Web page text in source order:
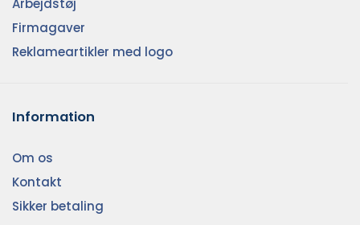
Arbejdstøj
Firmagaver
Reklameartikler med logo
Information
Om os
Kontakt
Sikker betaling